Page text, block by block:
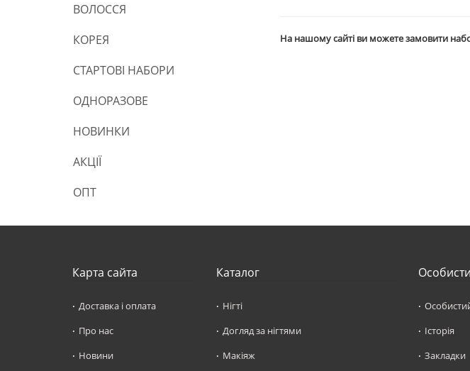
ВОЛОССЯ
КОРЕЯ
СТАРТОВІ НАБОРИ
ОДНОРАЗОВЕ
НОВИНКИ
АКЦІЇ
ОПТ
На нашому сайті ви можете замовити
Карта сайта
Доставка і оплата
Про нас
Новини
Каталог
Нігті
Догляд за нігтями
Макіяж
Історія
Закладки